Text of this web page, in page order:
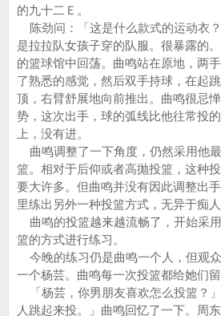
的九十二Ｅ。
陈劲问：「这是什么款式的运动衣
是拉拉队女孩子穿的队服。很暴露的
的篮球馆中回荡。曲鸣站在原地，两
了熟悉的感觉，然后双手持球，在起
顶，右臂舒展地向前推出。曲鸣很忌
势，这次出手，球的弧线比他往常投
上，没有进。
曲鸣调整了一下角度，仍然采用他
篮。相对于后仰或者高抛投篮，这种
要大许多。但曲鸣并没有因此调整出
里练出另外一种投篮方式，无异于痴人
曲鸣的投篮越来越流畅了，开始采
篮的方式进行练习。
今晚的练习仍是曲鸣一个人，但观
一个杨芸。曲鸣每一次投篮都给她们留
「杨芸，你男朋友喜欢怎么投篮？
人跳起来投。」曲鸣回忆了一下。周